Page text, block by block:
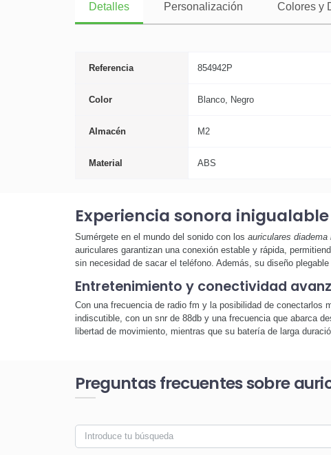
Detalles Personalización Colores y
Referencia 854942P
Color Blanco, Negro
Almacén M2
Material ABS
Experiencia sonora inigualable
Sumérgete en el mundo del sonido con los auriculares
auriculares garantizan una conexión estable y rápida,
sin necesidad de sacar el teléfono. Además, su diseño
Entretenimiento y conectividad
Con una frecuencia de radio fm y la posibilidad de
indiscutible, con un snr de 88db y una frecuencia que abarca
libertad de movimiento, mientras que su batería de larga
Preguntas frecuentes sobre